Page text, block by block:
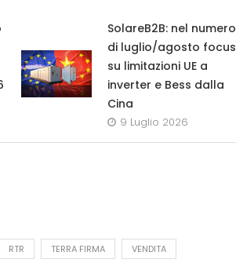
SolareB2B: nel numero
di luglio/agosto focus
su limitazioni UE a
inverter e Bess dalla
Cina
9 Luglio 2026
RTR TERRA FIRMA VENDITA